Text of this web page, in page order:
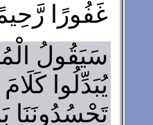
غَفُورًا
سَيَقُولُ
يُبَدِّلُوا
تَحْسُدُونَنَا